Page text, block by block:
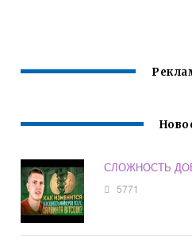
СЛОЖНОСТЬ
5771